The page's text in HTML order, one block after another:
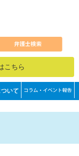
こちら